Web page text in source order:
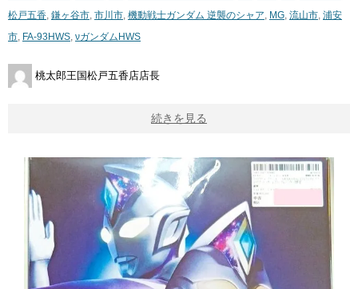
松戸五香 鎌ヶ谷市 市川市 機動戦士ガンダム 逆襲のシャア MG 流山市 浦安
市 FA-93HWS νガンダムHWS
桃太郎王国松戸五香店店長
続きを見る